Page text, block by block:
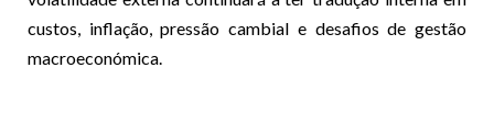
custos, inflação, pressão cambial e desafios de gestão
macroeconómica.